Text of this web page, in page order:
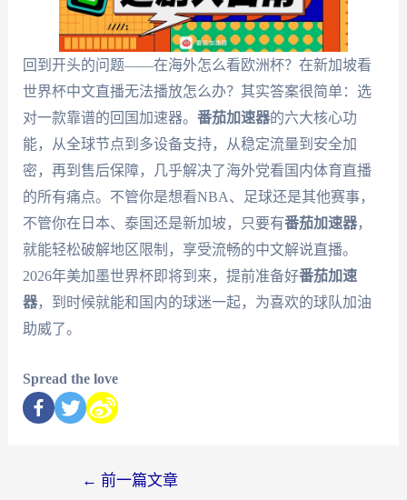
回到开头的问题——在海外怎么看欧洲杯？在新加坡看
世界杯中文直播无法播放怎么办？其实答案很简单：选
对一款靠谱的回国加速器。 番茄加速器的六大核心功
能，从全球节点到多设备支持，从稳定流量到安全加
密，再到售后保障，几乎解决了海外党看国内体育直播
的所有痛点。不管你是想看NBA、足球还是其他赛事，
不管你在日本、泰国还是新加坡，只要有番茄加速器，
就能轻松破解地区限制，享受流畅的中文解说直播。
2026年美加墨世界杯即将到来，提前准备好番茄加速
器，到时候就能和国内的球迷一起，为喜欢的球队加油
助威了。
Spread the love
← 前一篇文章